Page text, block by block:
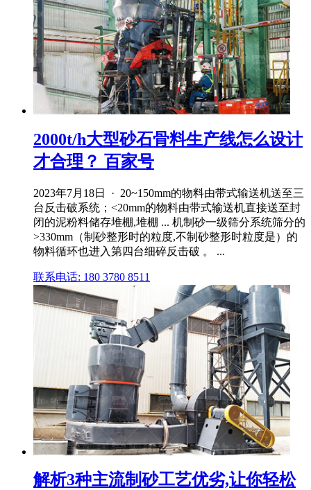
2000t/h大型砂石骨料生产线怎么设计
才合理？ 百家号
2023年7月18日 · 20~150mm的物料由带式输送机送至三
台反击破系统；<20mm的物料由带式输送机直接送至封
闭的泥粉料储存堆棚,堆棚 ... 机制砂一级筛分系统筛分的
>330mm（制砂整形时的粒度,不制砂整形时粒度是）的
物料循环也进入第四台细碎反击破 。 ...
联系电话: 180 3780 8511
解析3种主流制砂工艺优劣,让你轻松